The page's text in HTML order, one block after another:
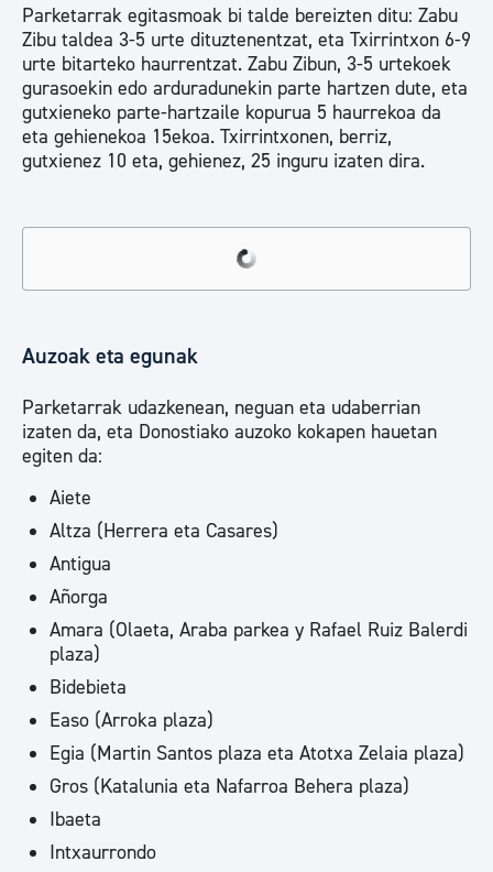
Parketarrak egitasmoak bi talde bereizten ditu: Zabu
Zibu taldea 3-5 urte dituztenentzat, eta Txirrintxon 6-9
urte bitarteko haurrentzat. Zabu Zibun, 3-5 urtekoek
gurasoekin edo arduradunekin parte hartzen dute, eta
gutxieneko parte-hartzaile kopurua 5 haurrekoa da
eta gehienekoa 15ekoa. Txirrintxonen, berriz,
gutxienez 10 eta, gehienez, 25 inguru izaten dira.
Auzoak eta egunak
Parketarrak udazkenean, neguan eta udaberrian
izaten da, eta Donostiako auzoko kokapen hauetan
egiten da:
Aiete
Altza (Herrera eta Casares)
Antigua
Añorga
Amara (Olaeta, Araba parkea y Rafael Ruiz Balerdi
plaza)
Bidebieta
Easo (Arroka plaza)
Egia (Martin Santos plaza eta Atotxa Zelaia plaza)
Gros (Katalunia eta Nafarroa Behera plaza)
Ibaeta
Intxaurrondo